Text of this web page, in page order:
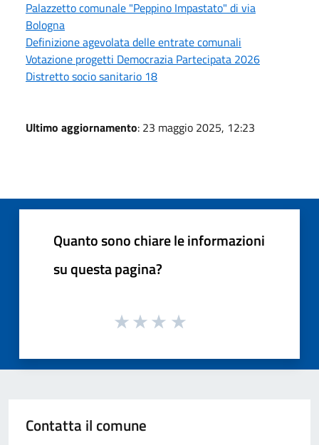
Palazzetto comunale "Peppino Impastato" di via
Bologna
Definizione agevolata delle entrate comunali
Votazione progetti Democrazia Partecipata 2026
Distretto socio sanitario 18
Ultimo aggiornamento: 23 maggio 2025, 12:23
Quanto sono chiare le informazioni
su questa pagina?
Contatta il comune